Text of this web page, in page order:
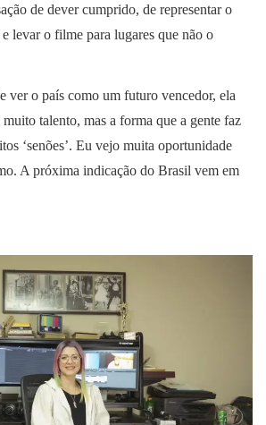
de dever cumprido, de representar o
levar o filme para lugares que não o
ver o país como um futuro vencedor, ela
talento, mas a forma que a gente faz
‘senões’. Eu vejo muita oportunidade
A próxima indicação do Brasil vem em